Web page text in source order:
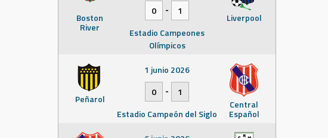
Boston
River
Liverpool
0
-
1
Estadio Campeones
Olímpicos
Peñarol Central
Español
1 junio 2026
0
-
1
Estadio Campeón del Siglo